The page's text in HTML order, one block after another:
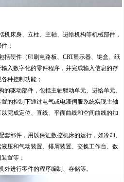
机床身、立柱、主轴、进给机构等机械部件，
；
括硬件（印刷电路板、CRT显示器、键盒、纸
入数字化的零件程序，并完成输入信息的存
种控制功能；
的驱动部件，包括主轴驱动单元、进给单元、
的控制下通过电气或电液伺服系统实现主轴
完成定位、直线、平面曲线和空间曲线的加
套部件，用以保证数控机床的运行，如冷却、
压和气动装置、排屑装置、交换工作台、数
置等；
进行零件的程序编制、存储等。